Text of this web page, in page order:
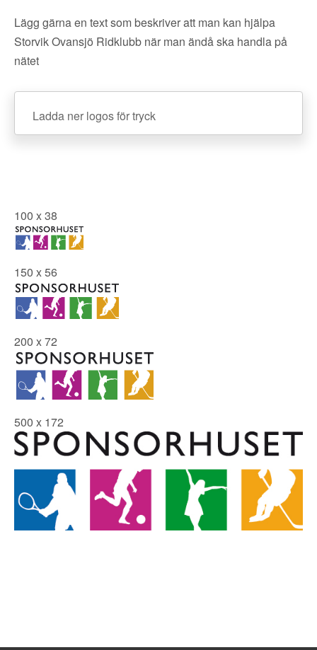
Lägg gärna en text som beskriver att man kan hjälpa
Storvik Ovansjö Ridklubb när man ändå ska handla på
nätet
Ladda ner logos för tryck
100 x 38
150 x 56
200 x 72
500 x 172